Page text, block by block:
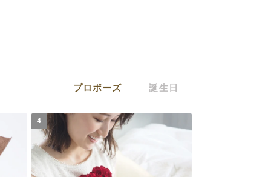
プロポーズ 誕生日
4
4